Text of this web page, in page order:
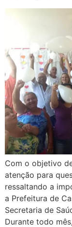
Com o objetivo
atenção para
ressaltando a
a Prefeitura de
Secretaria de
Durante todo